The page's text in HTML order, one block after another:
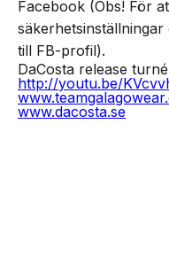
Facebook (Obs! För
till FB-profil).
DaCosta release
http://youtu.be/
www.dacosta.se